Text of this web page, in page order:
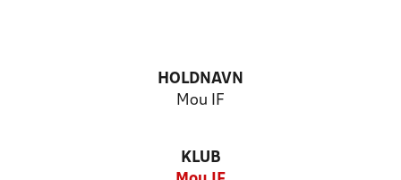
HOLDNAVN
Mou IF
KLUB